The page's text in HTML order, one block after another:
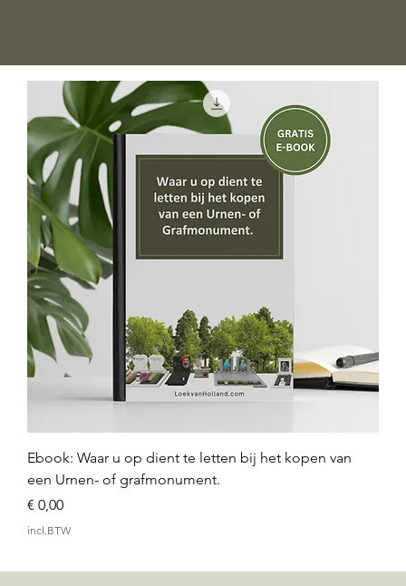
Ebook: Waar u op dient te letten bij het kopen van
een Urnen- of grafmonument.
Prijs
€ 0,00
incl.BTW